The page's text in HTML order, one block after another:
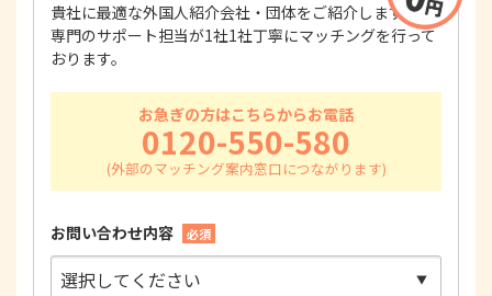
貴社に最適な外国人紹介会社・団体をご紹介します！
専門のサポート担当が1社1社丁寧にマッチングを行って
おります。
お急ぎの方はこちらからお電話
0120-550-580
お問い合わせ内容 必須